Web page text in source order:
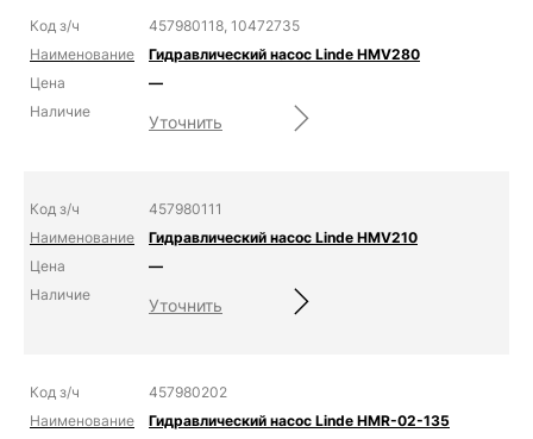
457980118, 10472735
Гидравлический насос Linde HMV280
—
Уточнить
457980111
Гидравлический насос Linde HMV210
—
Уточнить
457980202
Гидравлический насос Linde HMR-02-135